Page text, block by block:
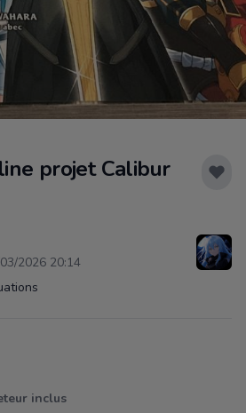
projet Calibur
2026 20:14
inclus